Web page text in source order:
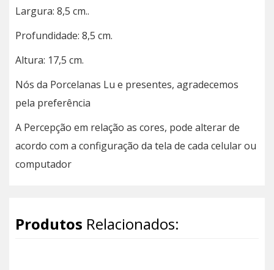
Largura: 8,5 cm..
Profundidade: 8,5 cm.
Altura: 17,5 cm.
Nós da Porcelanas Lu e presentes, agradecemos
pela preferência
A Percepção em relação as cores, pode alterar de
acordo com a configuração da tela de cada celular ou
computador
Produtos Relacionados: